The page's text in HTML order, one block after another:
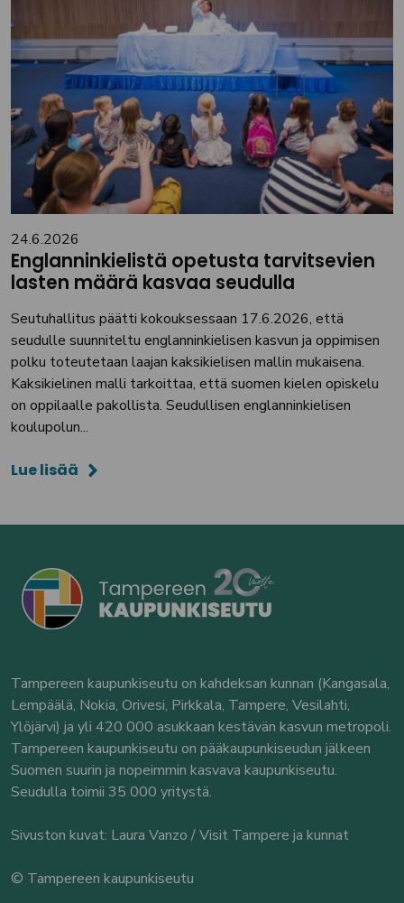
24.6.2026
Englanninkielistä opetusta tarvitsevien
lasten määrä kasvaa seudulla
Seutuhallitus päätti kokouksessaan 17.6.2026, että
seudulle suunniteltu englanninkielisen kasvun ja oppimisen
polku toteutetaan laajan kaksikielisen mallin mukaisena.
Kaksikielinen malli tarkoittaa, että suomen kielen opiskelu
on oppilaalle pakollista. Seudullisen englanninkielisen
koulupolun...
Lue lisää
Tampereen kaupunkiseutu on kahdeksan kunnan (Kangasala,
Lempäälä, Nokia, Orivesi, Pirkkala, Tampere, Vesilahti,
Ylöjärvi) ja yli 420 000 asukkaan kestävän kasvun metropoli.
Tampereen kaupunkiseutu on pääkaupunkiseudun jälkeen
Suomen suurin ja nopeimmin kasvava kaupunkiseutu.
Seudulla toimii 35 000 yritystä.
Sivuston kuvat: Laura Vanzo / Visit Tampere ja kunnat
© Tampereen kaupunkiseutu